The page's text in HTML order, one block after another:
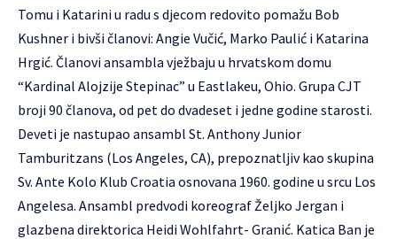
Tomu i Katarini u radu s djecom redovito pomažu Bob
Kushner i bivši članovi: Angie Vučić, Marko Paulić i Katarina
Hrgić. Članovi ansambla vježbaju u hrvatskom domu
“Kardinal Alojzije Stepinac” u Eastlakeu, Ohio. Grupa CJT
broji 90 članova, od pet do dvadeset i jedne godine starosti.
Deveti je nastupao ansambl St. Anthony Junior
Tamburitzans (Los Angeles, CA), prepoznatljiv kao skupina
Sv. Ante Kolo Klub Croatia osnovana 1960. godine u srcu Los
Angelesa. Ansambl predvodi koreograf Željko Jergan i
glazbena direktorica Heidi Wohlfahrt- Granić. Katica Ban je